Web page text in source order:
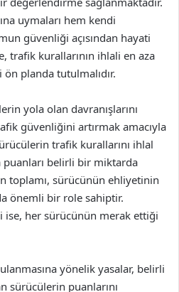
uymaları hem kendi
güvenliği açısından hayati
trafik kurallarının ihlali en aza
planda tutulmalıdır.
yola olan davranışlarını
güvenliğini artırmak amacıyla
trafik kurallarını ihlal
belirli bir miktarda
toplamı, sürücünün ehliyetinin
önemli bir role sahiptir.
ise, her sürücünün merak ettiği
yönelik yasalar, belirli
sürücülerin puanlarını